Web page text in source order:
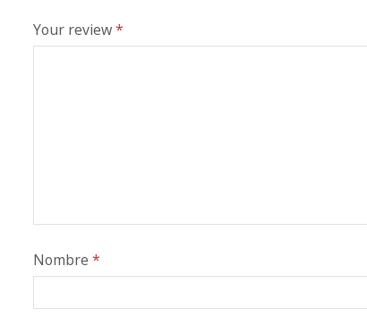
Your review*
Nombre *